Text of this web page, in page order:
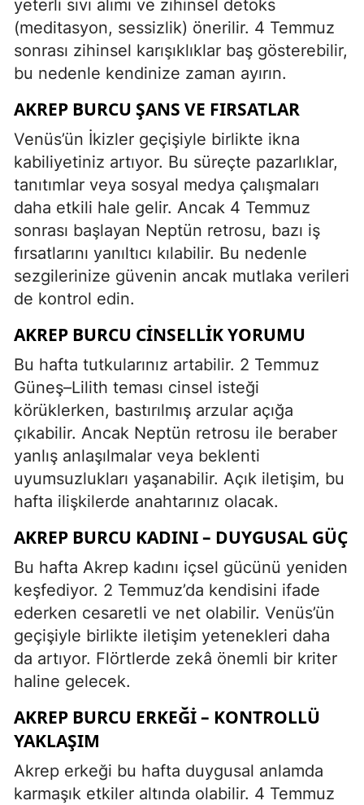
yeterli sıvı alımı ve zihinsel detoks
(meditasyon, sessizlik) önerilir. 4 Temmuz
sonrası zihinsel karışıklıklar baş gösterebilir,
bu nedenle kendinize zaman ayırın.
AKREP BURCU ŞANS VE FIRSATLAR
Venüs’ün İkizler geçişiyle birlikte ikna
kabiliyetiniz artıyor. Bu süreçte pazarlıklar,
tanıtımlar veya sosyal medya çalışmaları
daha etkili hale gelir. Ancak 4 Temmuz
sonrası başlayan Neptün retrosu, bazı iş
fırsatlarını yanıltıcı kılabilir. Bu nedenle
sezgilerinize güvenin ancak mutlaka verileri
de kontrol edin.
AKREP BURCU CINSELLIK YORUMU
Bu hafta tutkularınız artabilir. 2 Temmuz
Güneş–Lilith teması cinsel isteği
körüklerken, bastırılmış arzular açığa
çıkabilir. Ancak Neptün retrosu ile beraber
yanlış anlaşılmalar veya beklenti
uyumsuzlukları yaşanabilir. Açık iletişim, bu
hafta ilişkilerde anahtarınız olacak.
AKREP BURCU KADINI – DUYGUSAL GÜÇ
Bu hafta Akrep kadını içsel gücünü yeniden
keşfediyor. 2 Temmuz’da kendisini ifade
ederken cesaretli ve net olabilir. Venüs’ün
geçişiyle birlikte iletişim yetenekleri daha
da artıyor. Flörtlerde zekâ önemli bir kriter
haline gelecek.
AKREP BURCU ERKEĞI – KONTROLLÜ
YAKLAŞIM
Akrep erkeği bu hafta duygusal anlamda
karmaşık etkiler altında olabilir. 4 Temmuz